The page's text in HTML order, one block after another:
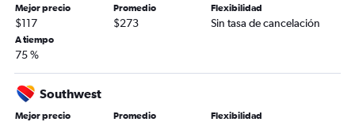
Mejor precio
$117
Promedio
$273
Flexibilidad
Sin tasa de cancelación
A tiempo
75 %
Southwest
Mejor precio Promedio Flexibilidad